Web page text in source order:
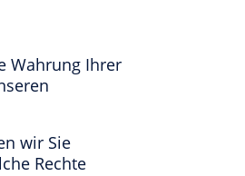
Wahrung Ihrer
wir Sie
Rechte